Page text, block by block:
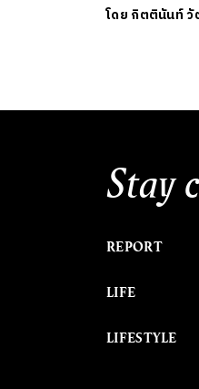
โดย กิตตินันท์
Stay
REPORT
LIFE
LIFESTYLE